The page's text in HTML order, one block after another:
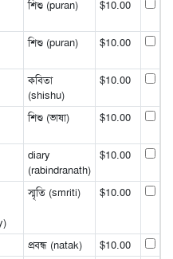
শিশু (puran) $10.00
শিশু (puran) $10.00
কবিতা
(shishu)
$10.00
শিশু (ভাষা) $10.00
diary
(rabindranath)
$10.00
স্মৃতি (smriti) $10.00
প্রবন্ধ (natak)
$10.00